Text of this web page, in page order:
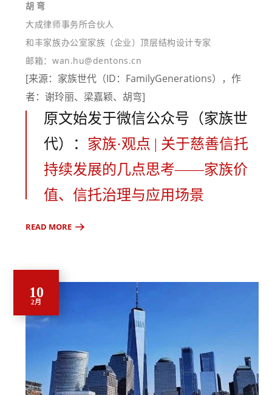
胡 弯
大成律师事务所合伙人
和丰家族办公室家族（企业）顶层结构设计专家
邮箱：wan.hu@dentons.cn
[来源：家族世代（ID：FamilyGenerations），作
者：谢玲丽、梁嘉颖、胡弯]
原文始发于微信公众号（家族世
代）： 家族·观点 | 关于慈善信托
持续发展的几点思考——家族价
值、信托治理与应用场景
READ MORE
10
2月